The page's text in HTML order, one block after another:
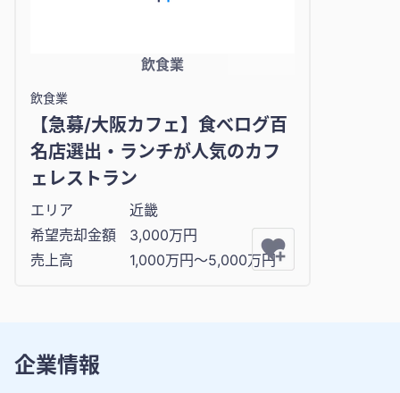
飲食業
飲食業
【急募/大阪カフェ】食べログ百
名店選出・ランチが人気のカフ
ェレストラン
エリア
近畿
希望売却金額
3,000万円
売上高
1,000万円〜5,000万円
企業情報